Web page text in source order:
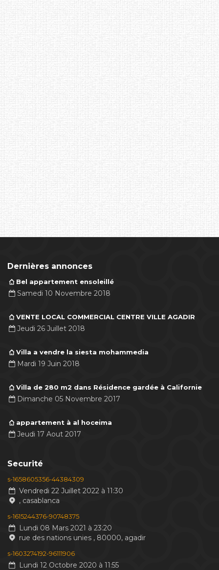
Dernières annonces
Bel appartement ensoleillé
Samedi 10 Novembre 2018
VENTE LOCAL COMMERCIAL CENTRE VILLE AGADIR
Jeudi 26 Juillet 2018
Villa a vendre la siesta mohammedia
Mardi 19 Juin 2018
Villa de 280 m2 dans Résidence gardée à Californie
Dimanche 05 Novembre 2017
appartement à al hoceima
Jeudi 17 Aout 2017
Securité
s-1658605356-44384309
Vendredi 22 Juillet 2022 à 11:30
, casablanca
s-1615244376-90748375
Lundi 08 Mars 2021 à 23:20
rue des nations unies , 80000, agadir
s-1603274192-96111906
Lundi 12 Octobre 2020 à 11:55